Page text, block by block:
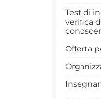
Test di
verifica
Offerta